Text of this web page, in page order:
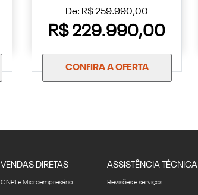
De: R$ 259.990,00
R$ 229.990,00
CONFIRA A OFERTA
VENDAS DIRETAS
CNPJ e Microempresário
ASSISTÊNCIA TÉCNICA
Revisões e serviços